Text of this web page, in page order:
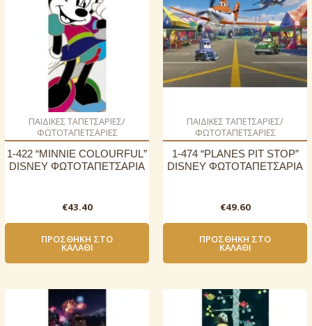
ΠΑΙΔΙΚΕΣ ΤΑΠΕΤΣΑΡΙΕΣ/
ΦΩΤΟΤΑΠΕΤΣΑΡΙΕΣ
1-422 “MINNIE COLOURFUL”
DISNEY ΦΩΤΟΤΑΠΕΤΣΑΡΙΑ
€43.40
ΠΡΟΣΘΉΚΗ ΣΤΟ
ΚΑΛΆΘΙ
ΠΑΙΔΙΚΕΣ ΤΑΠΕΤΣΑΡΙΕΣ/
ΦΩΤΟΤΑΠΕΤΣΑΡΙΕΣ
1-474 “PLANES PIT STOP”
DISNEY ΦΩΤΟΤΑΠΕΤΣΑΡΙΑ
€49.60
ΠΡΟΣΘΉΚΗ ΣΤΟ
ΚΑΛΆΘΙ